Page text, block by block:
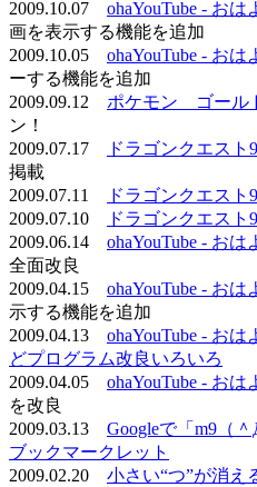
2009.10.07 ohaYouTube - お
画を表示する機能を追加
2009.10.05 ohaYouTube - お
ーする機能を追加
2009.09.12 ポケモン ゴール
ン！
2009.07.17
ドラゴンクエスト
掲載
2009.07.11
ドラゴンクエスト9
2009.07.10
ドラゴンクエスト9
2009.06.14 ohaYouTube - お
全面改良
2009.04.15 ohaYouTube - お
示する機能を追加
2009.04.13 ohaYouTube - お
どプログラム改良いろいろ
2009.04.05 ohaYouTube - お
を改良
2009.03.13 Googleで「m9（
ブックマークレット
2009.02.20 小さい“つ”が消え